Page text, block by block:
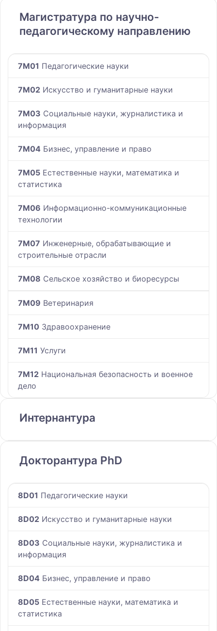
Магистратура по научно-
педагогическому направлению
7M01 Педагогические науки
7M02 Искусство и гуманитарные науки
7M03 Социальные науки, журналистика и
информация
7M04 Бизнес, управление и право
7M05 Естественные науки, математика и
статистика
7M06 Информационно-коммуникационные
технологии
7M07 Инженерные, обрабатывающие и
строительные отрасли
7M08 Сельское хозяйство и биоресурсы
7M09 Ветеринария
7M10 Здравоохранение
7M11 Услуги
7M12 Национальная безопасность и военное
дело
Интернантура
Докторантура PhD
8D01 Педагогические науки
8D02 Искусство и гуманитарные науки
8D03 Социальные науки, журналистика и
информация
8D04 Бизнес, управление и право
8D05 Естественные науки, математика и
статистика